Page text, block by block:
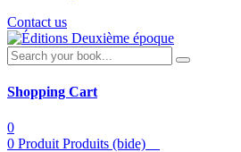
Contact us
Shopping Cart
0
0 Produit Produits (bide)